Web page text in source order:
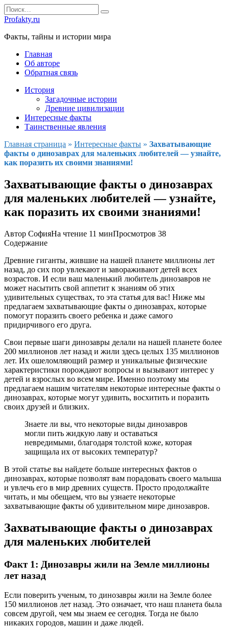
Перейти
к
содержанию
Search
for:
Profakty.ru
Факты, тайны и истории мира
Главная
Об авторе
Обратная связь
История
Загадочные истории
Древние цивилизации
Интересные факты
Таинственные явления
Главная страница » Интересные факты » Захватывающие
факты о динозаврах для маленьких любителей — узнайте,
как поразить их своими знаниями!
Захватывающие факты о динозаврах
для маленьких любителей — узнайте,
как поразить их своими знаниями!
Автор СофияНа чтение 11 минПросмотров 38
Содержание
Древние гиганты, жившие на нашей планете миллионы лет
назад, до сих пор увлекают и завораживают детей всех
возрастов. И если ваш маленький любитель динозавров не
может насытить свой аппетит к знаниям об этих
удивительных существах, то эта статья для вас! Ниже мы
предлагаем захватывающие факты о динозаврах, которые
помогут поразить своего ребенка и даже самого
придирчивого его друга.
Свои первые шаги динозавры делали на нашей планете более
200 миллионов лет назад и жили здесь целых 135 миллионов
лет. Их ошеломляющий размер и уникальные физические
характеристики порождают вопросы и вызывают интерес у
детей и взрослых во всем мире. Именно поэтому мы
предлагаем нашим читателям некоторые интересные факты о
динозаврах, которые могут удивить, восхитить и поразить
своих друзей и близких.
Знаете ли вы, что некоторые виды динозавров
могли пить жидкую лаву и оставаться
невредимыми, благодаря толстой коже, которая
защищала их от высоких температур?
В этой статье вы найдете больше интересных фактов о
динозаврах, которые позволят вам порадовать своего малыша
и увлечь его в мир древних существ. Просто продолжайте
читать, и мы обещаем, что вы узнаете некоторые
захватывающие факты об удивительном мире динозавров.
Захватывающие факты о динозаврах
для маленьких любителей
Факт 1: Динозавры жили на Земле миллионы
лет назад
Если поверить ученым, то динозавры жили на Земле более
150 миллионов лет назад. Это означает, что наш планета была
совсем другой, чем мы знаем ее сегодня. Тогда не было
никаких городов, машин и даже людей.